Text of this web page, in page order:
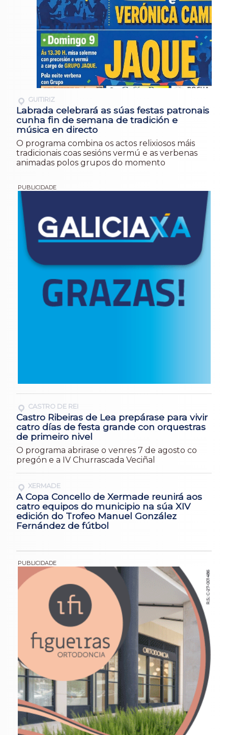
GUITIRIZ
Labrada celebrará as súas festas patronais
cunha fin de semana de tradición e
música en directo
O programa combina os actos relixiosos máis
tradicionais coas sesións vermú e as verbenas
animadas polos grupos do momento
CASTRO DE REI
Castro Ribeiras de Lea prepárase para vivir
catro días de festa grande con orquestras
de primeiro nivel
O programa abrirase o venres 7 de agosto co
pregón e a IV Churrascada Veciñal
XERMADE
A Copa Concello de Xermade reunirá aos
catro equipos do municipio na súa XIV
edición do Trofeo Manuel González
Fernández de fútbol